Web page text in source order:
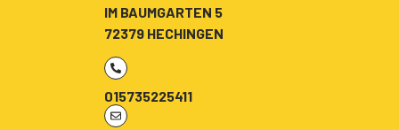
IM BAUMGARTEN 5
72379 HECHINGEN
015735225411